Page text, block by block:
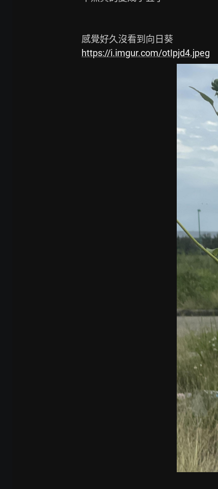
https://i.imgur.com/otIpjd4.jpeg